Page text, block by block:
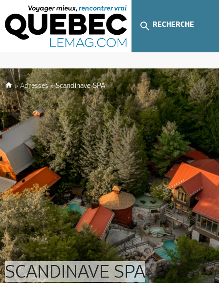
RECHERCHE
»Adresses»Scandinave SPA
SCANDINAVE SPA